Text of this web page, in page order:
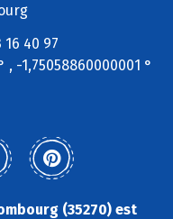
40 97
, -1,75058860000001 °
(35270) est